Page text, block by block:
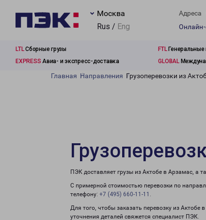
Москва
Rus / Eng
Адреса
LTLСборные грузы FTLГенеральные
EXPRESS Авиа- и экспресс-доставка GLOBAL
Главная Направления Грузоперевозки из
ПЭК доставляет грузы из Актобе в Арзамас, а
С примерной стоимостью перевозки по
телефону: +7 (495) 660-11-11 .
Для того, чтобы заказать перевозку из
уточнения деталей свяжется специалист ПЭК.